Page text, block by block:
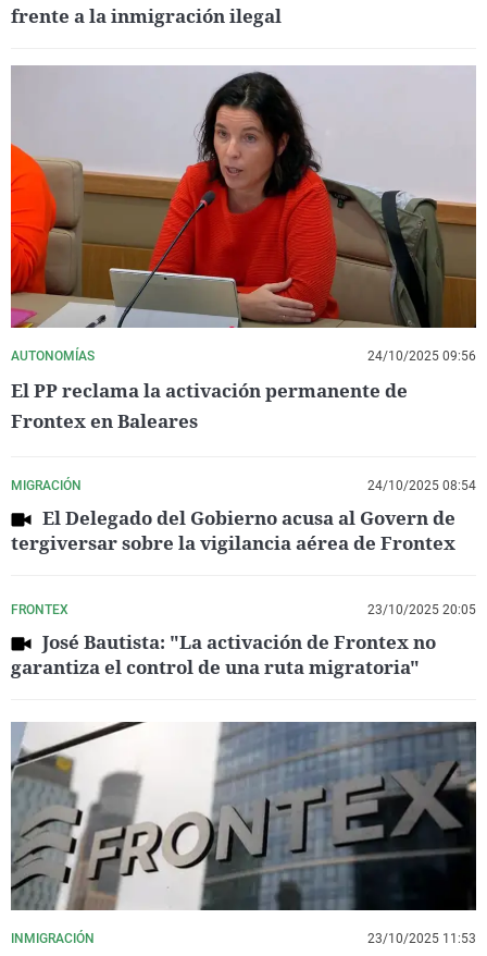
frente a la inmigración ilegal
AUTONOMÍAS 24/10/2025 09:56
El PP reclama la activación permanente de
Frontex en Baleares
MIGRACIÓN 24/10/2025 08:54
El Delegado del Gobierno acusa al Govern de
tergiversar sobre la vigilancia aérea de Frontex
FRONTEX 23/10/2025 20:05
José Bautista: "La activación de Frontex no
garantiza el control de una ruta migratoria"
INMIGRACIÓN 23/10/2025 11:53